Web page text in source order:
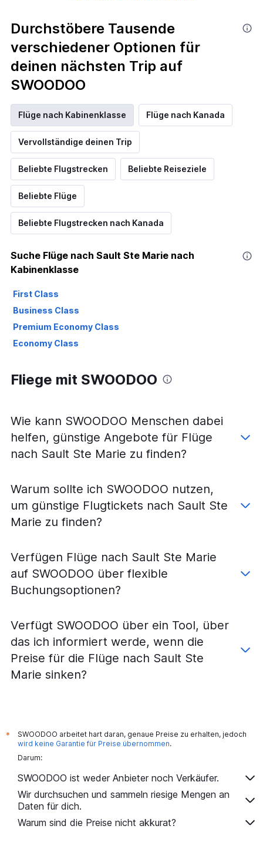
Durchstöbere Tausende
verschiedener Optionen für
deinen nächsten Trip auf
SWOODOO
Flüge nach Kabinenklasse Flüge nach Kanada
Vervollständige deinen Trip
Beliebte Flugstrecken Beliebte Reiseziele
Beliebte Flüge
Beliebte Flugstrecken nach Kanada
Suche Flüge nach Sault Ste Marie nach
Kabinenklasse
First Class
Business Class
Premium Economy Class
Economy Class
Fliege mit SWOODOO
Wie kann SWOODOO Menschen dabei
helfen, günstige Angebote für Flüge
nach Sault Ste Marie zu finden?
Warum sollte ich SWOODOO nutzen,
um günstige Flugtickets nach Sault Ste
Marie zu finden?
Verfügen Flüge nach Sault Ste Marie
auf SWOODOO über flexible
Buchungsoptionen?
Verfügt SWOODOO über ein Tool, über
das ich informiert werde, wenn die
Preise für die Flüge nach Sault Ste
Marie sinken?
*
SWOODOO arbeitet hart daran, genaue Preise zu erhalten, jedoch
wird keine Garantie für Preise übernommen.
Darum:
SWOODOO ist weder Anbieter noch Verkäufer.
Wir durchsuchen und sammeln riesige Mengen an
Daten für dich.
Warum sind die Preise nicht akkurat?